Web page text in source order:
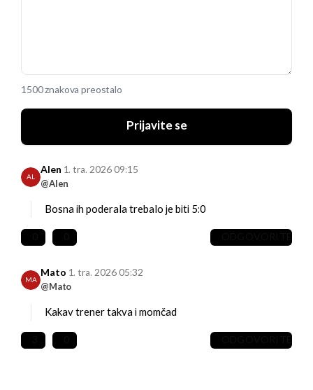
1500 znakova preostalo
Prijavite se
AL
Alen
@Alen
1. tra. 2026 09:15
Bosna ih poderala trebalo je biti 5:0
MA
Mato
@Mato
1. tra. 2026 05:32
Kakav trener takva i momčad